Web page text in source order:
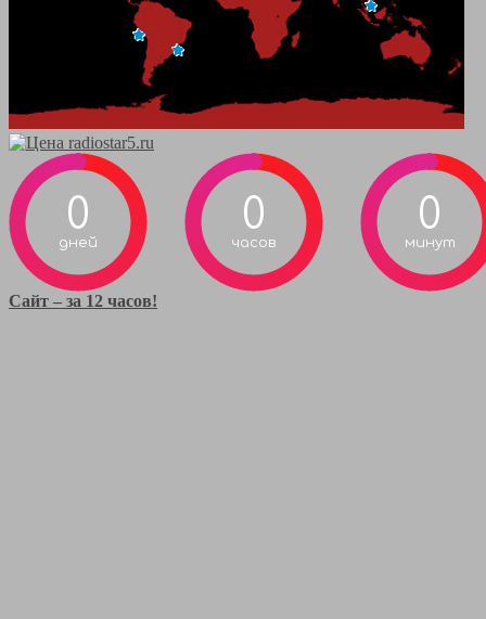
0
дней
0
часов
0
минут
Сайт – за 12 часов!